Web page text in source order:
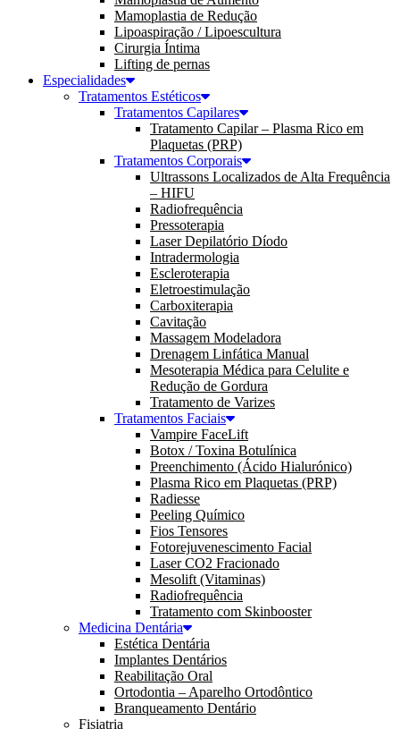
Mamoplastia de Redução
Lipoaspiração / Lipoescultura
Cirurgia Íntima
Lifting de pernas
Especialidades
Tratamentos Estéticos
Tratamentos Capilares
Tratamento Capilar – Plasma Rico em
Plaquetas (PRP)
Tratamentos Corporais
Ultrassons Localizados de Alta Frequência
– HIFU
Radiofrequência
Pressoterapia
Laser Depilatório Díodo
Intradermologia
Escleroterapia
Eletroestimulação
Carboxiterapia
Cavitação
Massagem Modeladora
Drenagem Linfática Manual
Mesoterapia Médica para Celulite e
Redução de Gordura
Tratamento de Varizes
Tratamentos Faciais
Vampire FaceLift
Botox / Toxina Botulínica
Preenchimento (Ácido Hialurónico)
Plasma Rico em Plaquetas (PRP)
Radiesse
Peeling Químico
Fios Tensores
Fotorejuvenescimento Facial
Laser CO2 Fracionado
Mesolift (Vitaminas)
Radiofrequência
Tratamento com Skinbooster
Medicina Dentária
Estética Dentária
Implantes Dentários
Reabilitação Oral
Ortodontia – Aparelho Ortodôntico
Branqueamento Dentário
Fisiatria